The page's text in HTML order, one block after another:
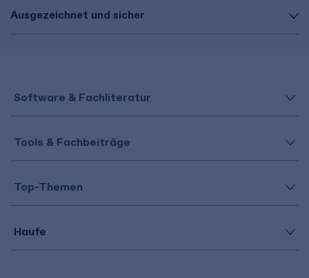
Ausgezeichnet und sicher
Software & Fachliteratur
Tools & Fachbeiträge
Top-Themen
Haufe